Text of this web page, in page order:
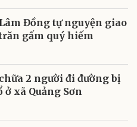
Đồng tự nguyện giao
gấm quý hiếm
2 người đi đường bị
ở xã Quảng Sơn